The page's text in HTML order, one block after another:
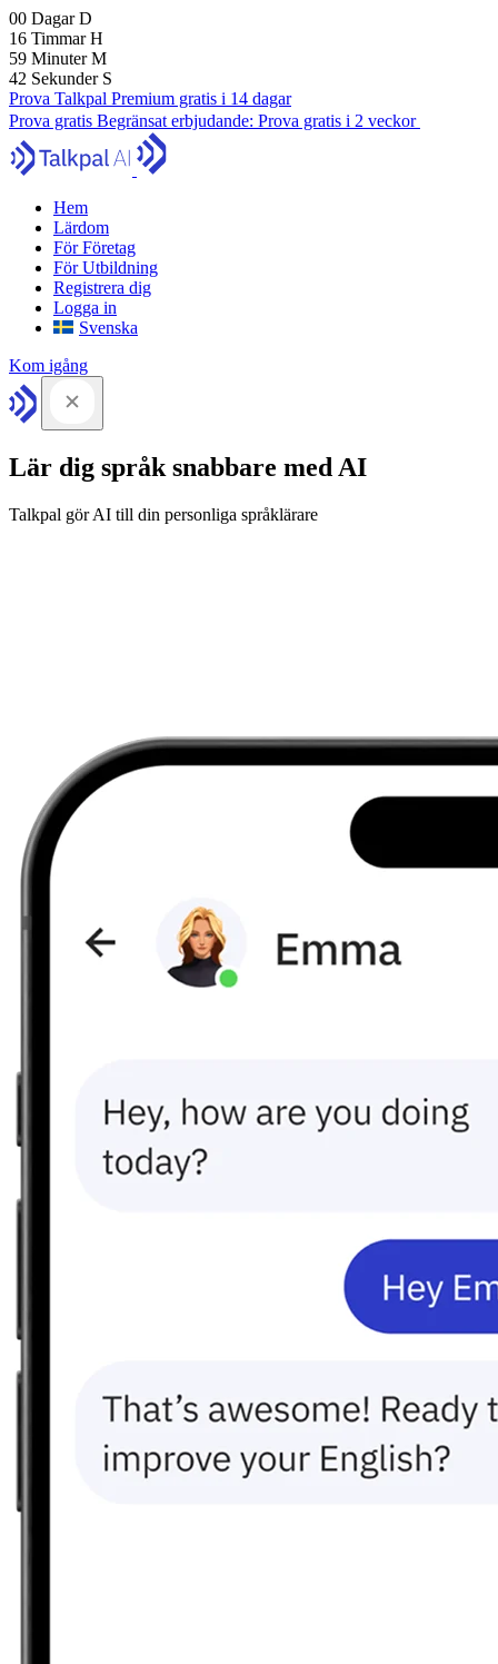
00 DagarD
16 TimmarH
59 MinuterM
41 Sekunder S
Prova Talkpal Premium gratis i 14 dagar
Prova gratis Begränsat erbjudande: Prova gratis i 2 veckor
Hem
Lärdom
För Företag
För Utbildning
Registrera dig
Logga in
Svenska
Kom igång
Lär dig språk snabbare med AI
Talkpal gör AI till din personliga språklärare